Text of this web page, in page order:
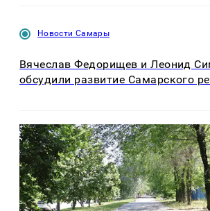
Новости Самары
Вячеслав Федорищев и Леонид
обсудили развитие Самарского